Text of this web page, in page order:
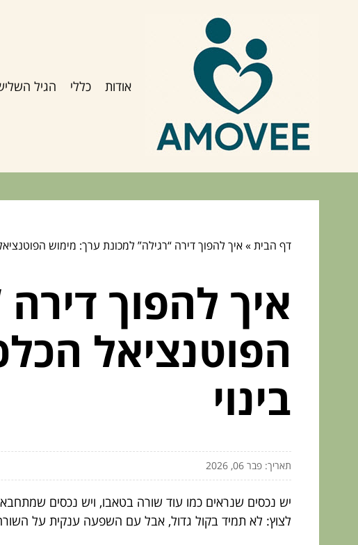
אודות כללי הגיל
דף הבית»איך להפוך דירה “רגילה” למכונת ערך: מימוש הפוטנציאל
איך להפוך
הפוטנציאל
בינוי
תאריך: פבר 06, 2026
יש נכסים שנראים כמו עוד שורה בטאבו, ויש נכסים
לצוץ: לא תמיד בקול גדול, אבל עם השפעה ענקית על